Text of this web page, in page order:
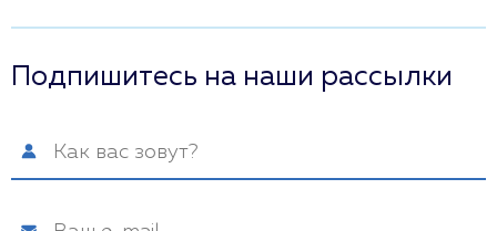
Подпишитесь на наши рассылки